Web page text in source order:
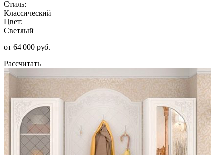
Стиль:
Классический
Цвет:
Светлый
от 64 000 руб.
Рассчитать